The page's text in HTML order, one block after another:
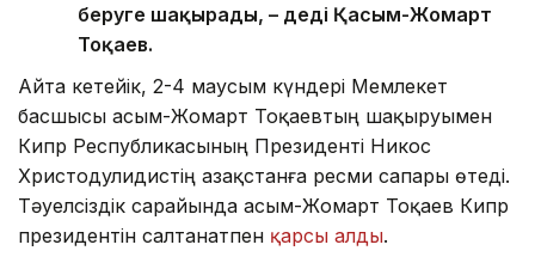
беруге шақырады, – деді Қасым-Жомарт
Тоқаев.
Айта кетейік, 2-4 маусым күндері Мемлекет
басшысы Қасым-Жомарт Тоқаевтың шақыруымен
Кипр Республикасының Президенті Никос
Христодулидистің Қазақстанға ресми сапары өтеді.
Тәуелсіздік сарайында Қасым-Жомарт Тоқаев Кипр
президентін салтанатпен қарсы алды.